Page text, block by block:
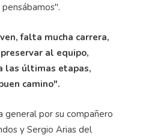
falta mucha carrera,
al equipo,
las últimas etapas,
camino".
general por su compañero
y Sergio Arias del